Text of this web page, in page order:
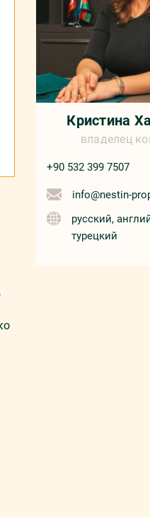
Кристина
владелец
+90 532 399 7507
info@nestin-
русский,
турецкий